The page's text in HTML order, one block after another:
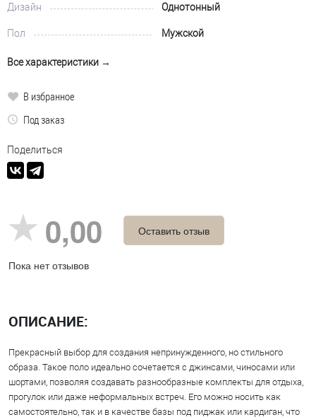
Дизайн Однотонный
Пол Мужской
Все характеристики →
В избранное
Под заказ
Поделиться
0,00
Пока нет отзывов
Оставить отзыв
ОПИСАНИЕ:
Прекрасный выбор для создания непринужденного, но стильного
образа. Такое поло идеально сочетается с джинсами, чиносами или
шортами, позволяя создавать разнообразные комплекты для отдыха,
прогулок или даже неформальных встреч. Его можно носить как
самостоятельно, так и в качестве базы под пиджак или кардиган, что